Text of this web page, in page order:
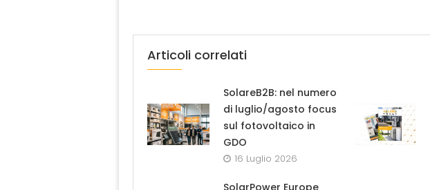
Articoli correlati
SolareB2B: nel numero
di luglio/agosto focus
sul fotovoltaico in
GDO
16 Luglio 2026